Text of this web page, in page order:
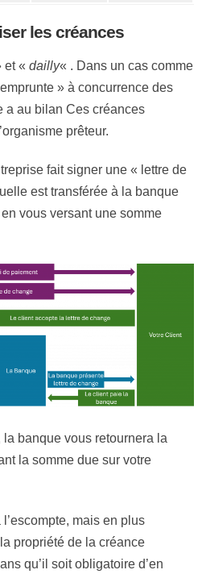
les créances
et « dailly« . Dans un cas comme
» à concurrence des
a au bilan Ces créances
prêteur.
fait signer une « lettre de
est transférée à la banque
vous versant une somme
la banque vous retournera la
la somme due sur votre
mais en plus
propriété de la créance
qu’il soit obligatoire d’en